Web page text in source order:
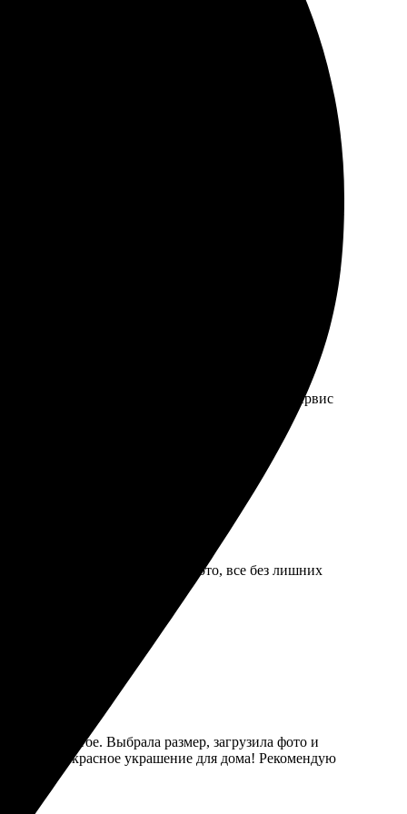
быстрая, без проблем!
его на сайте, и уже через несколько дней получил
на сайте, выбрала размер и оформление.
упаковка, ничего не повредили в пути. Сервис
Выбрал размер и загрузил фото, все без лишних
- простое. Выбрала размер, загрузила фото и
есть прекрасное украшение для дома! Рекомендую